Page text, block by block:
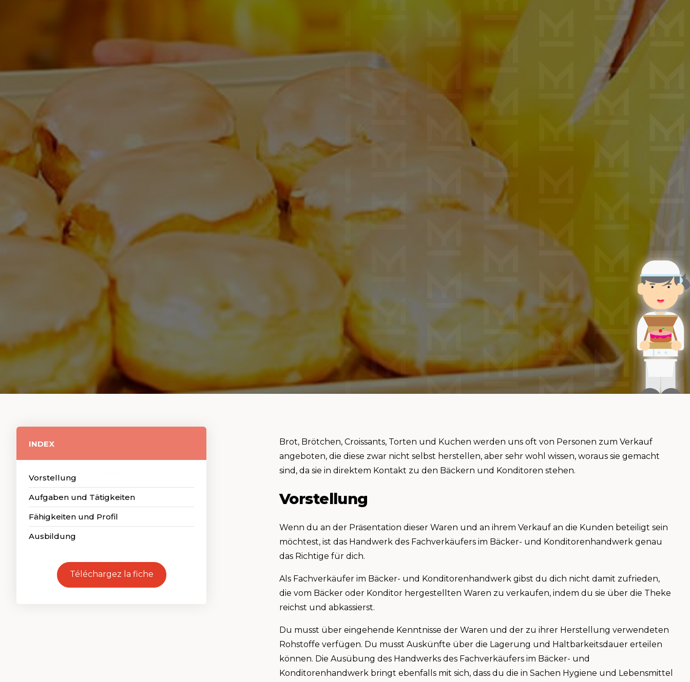
INDEX
Vorstellung
Aufgaben und Tätigkeiten
Fähigkeiten und Profil
Ausbildung
Téléchargez la fiche
Brot, Brötchen, Croissants, Torten und Kuchen werden uns oft von Personen zum Verkauf
angeboten, die diese zwar nicht selbst herstellen, aber sehr wohl wissen, woraus sie gemacht
sind, da sie in direktem Kontakt zu den Bäckern und Konditoren stehen.
Vorstellung
Wenn du an der Präsentation dieser Waren und an ihrem Verkauf an die Kunden beteiligt sein
möchtest, ist das Handwerk des Fachverkäufers im Bäcker- und Konditorenhandwerk genau
das Richtige für dich.
Als Fachverkäufer im Bäcker- und Konditorenhandwerk gibst du dich nicht damit zufrieden,
die vom Bäcker oder Konditor hergestellten Waren zu verkaufen, indem du sie über die Theke
reichst und abkassierst.
Du musst über eingehende Kenntnisse der Waren und der zu ihrer Herstellung verwendeten
Rohstoffe verfügen. Du musst Auskünfte über die Lagerung und Haltbarkeitsdauer erteilen
können. Die Ausübung des Handwerks des Fachverkäufers im Bäcker- und
Konditorenhandwerk bringt ebenfalls mit sich, dass du die in Sachen Hygiene und Lebensmittel